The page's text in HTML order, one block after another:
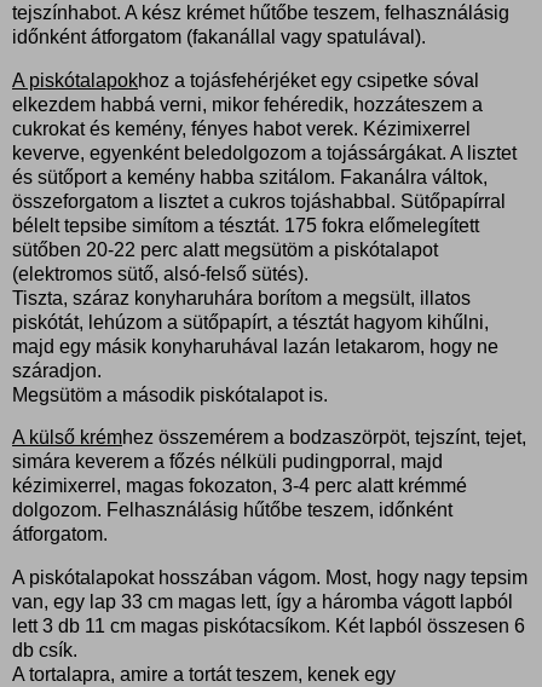
tejszínhabot. A kész krémet hűtőbe teszem, felhasználásig
időnként átforgatom (fakanállal vagy spatulával).
A piskótalapokhoz a tojásfehérjéket egy csipetke sóval
elkezdem habbá verni, mikor fehéredik, hozzáteszem a
cukrokat és kemény, fényes habot verek. Kézimixerrel
keverve, egyenként beledolgozom a tojássárgákat. A lisztet
és sütőport a kemény habba szitálom. Fakanálra váltok,
összeforgatom a lisztet a cukros tojáshabbal. Sütőpapírral
bélelt tepsibe simítom a tésztát. 175 fokra előmelegített
sütőben 20-22 perc alatt megsütöm a piskótalapot
(elektromos sütő, alsó-felső sütés).
Tiszta, száraz konyharuhára borítom a megsült, illatos
piskótát, lehúzom a sütőpapírt, a tésztát hagyom kihűlni,
majd egy másik konyharuhával lazán letakarom, hogy ne
száradjon.
Megsütöm a második piskótalapot is.
A külső krémhez összemérem a bodzaszörpöt, tejszínt, tejet,
simára keverem a főzés nélküli pudingporral, majd
kézimixerrel, magas fokozaton, 3-4 perc alatt krémmé
dolgozom. Felhasználásig hűtőbe teszem, időnként
átforgatom.
A piskótalapokat hosszában vágom. Most, hogy nagy tepsim
van, egy lap 33 cm magas lett, így a háromba vágott lapból
lett 3 db 11 cm magas piskótacsíkom. Két lapból összesen 6
db csík.
A tortalapra, amire a tortát teszem, kenek egy